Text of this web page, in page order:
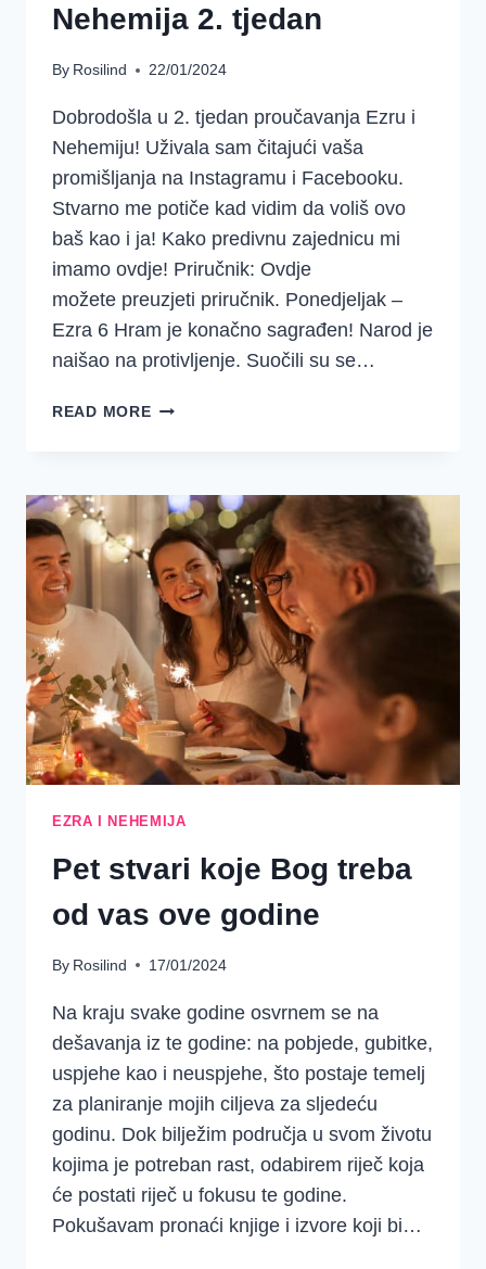
Nehemija 2. tjedan
By Rosilind 22/01/2024
Dobrodošla u 2. tjedan proučavanja Ezru i
Nehemiju! Uživala sam čitajući vaša
promišljanja na Instagramu i Facebooku.
Stvarno me potiče kad vidim da voliš ovo
baš kao i ja! Kako predivnu zajednicu mi
imamo ovdje! Priručnik: Ovdje
možete preuzjeti priručnik. Ponedjeljak –
Ezra 6 Hram je konačno sagrađen! Narod je
naišao na protivljenje. Suočili su se…
READ MOREDOBRO
SREDSTVA
–
EZRA
I
NEHEMIJA
2.
TJEDAN
EZRA I NEHEMIJA
Pet stvari koje Bog treba
od vas ove godine
By Rosilind 17/01/2024
Na kraju svake godine osvrnem se na
dešavanja iz te godine: na pobjede, gubitke,
uspjehe kao i neuspjehe, što postaje temelj
za planiranje mojih ciljeva za sljedeću
godinu. Dok bilježim područja u svom životu
kojima je potreban rast, odabirem riječ koja
će postati riječ u fokusu te godine.
Pokušavam pronaći knjige i izvore koji bi…